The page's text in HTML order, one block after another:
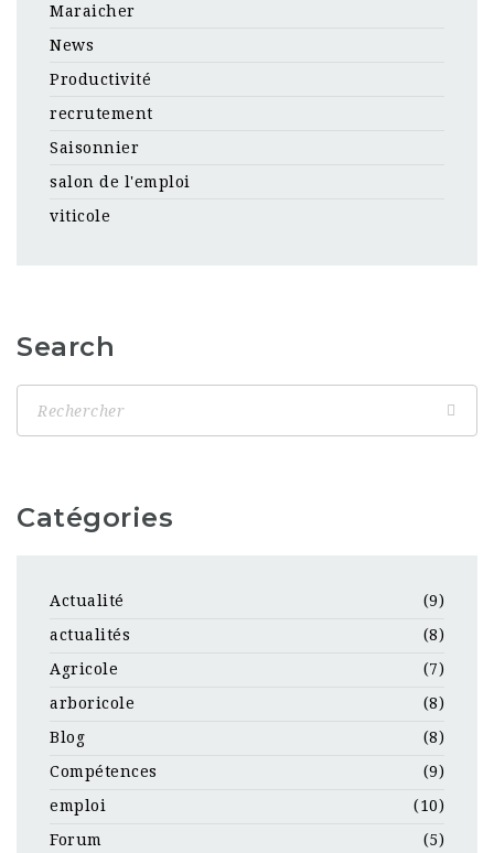
Maraicher
News
Productivité
recrutement
Saisonnier
salon de l'emploi
viticole
Search
Catégories
Actualité
(9)
actualités
(8)
Agricole
(7)
arboricole
(8)
Blog
(8)
Compétences
(9)
emploi
(10)
Forum
(5)